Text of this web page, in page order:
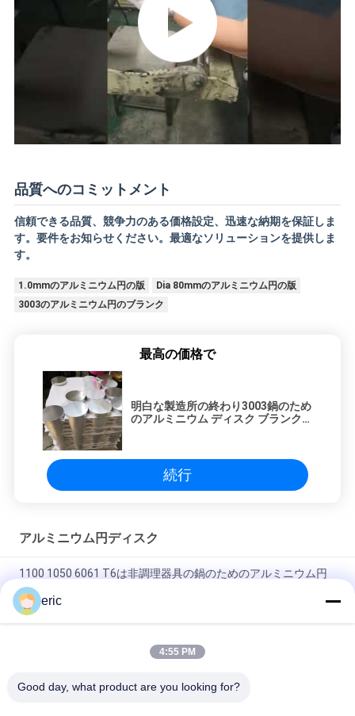
品質へのコミットメント
信頼できる品質、競争力のある価格設定、迅速な納期を保証しま
す。要件をお知らせください。最適なソリューションを提供しま
す。
1.0mmのアルミニウム円の版
Dia 80mmのアルミニウム円の版
3003のアルミニウム円のブランク
最高の価格で
明白な製造所の終わり3003鍋のため
のアルミニウム ディスク ブランク
続行
アルミニウム円ディスク
1100 1050 6061 T6は非調理器具の鍋のためのアルミニウム円
の版を付ける
丸いアルミニウムプレート 3003 DC アルミニウムサークル
非調理器具の道具のための1050 3003 5052アルミニウム円形の
eric
4:55 PM
Good day, what product are you looking for?